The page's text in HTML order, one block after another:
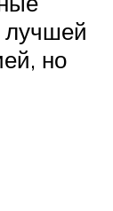
лучшей
но